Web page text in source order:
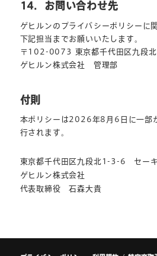
14．お問い合わせ先
ゲヒルンのプライバシーポリシーに
下記担当までお願いいたします。
〒102-0073 東京都千代田区九段
ゲヒルン株式会社 管理部
付則
本ポリシーは2026年8月6日に一部
行されます。
東京都千代田区九段北1-3-6 セー
ゲヒルン株式会社
代表取締役 石森大貴